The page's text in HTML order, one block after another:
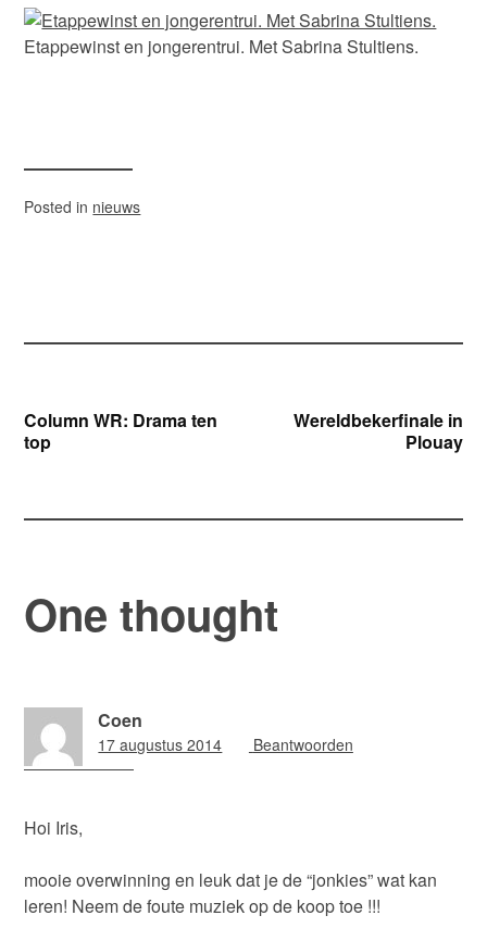
Etappewinst en jongerentrui. Met Sabrina Stultiens.
Posted in nieuws
Bericht
navigatie
Column WR: Drama ten
top
Wereldbekerfinale in
Plouay
One thought
Coen
17 augustus 2014 16:35
Beantwoorden
Hoi Iris,
mooie overwinning en leuk dat je de “jonkies” wat kan
leren! Neem de foute muziek op de koop toe !!!